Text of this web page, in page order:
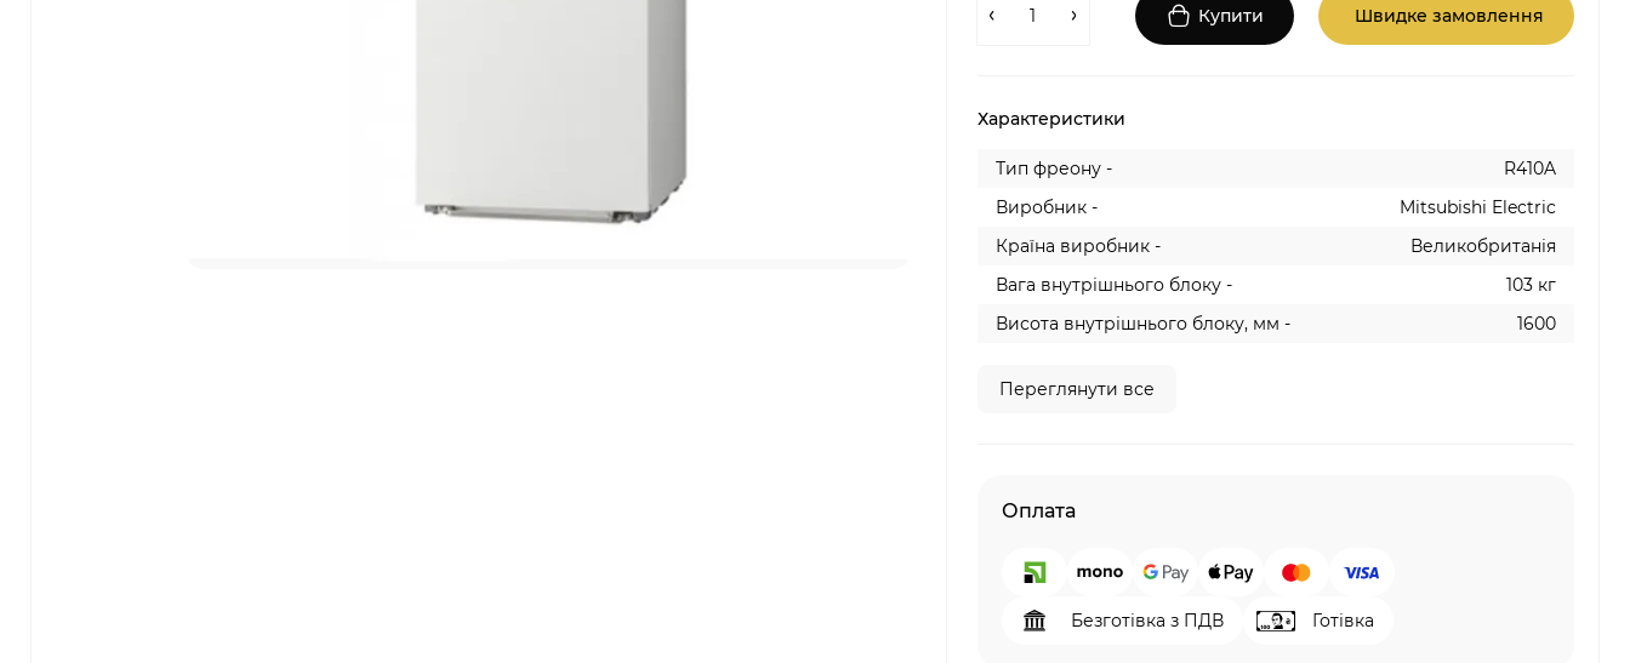
Купити Швидке замовлення
Характеристики
Тип фреону -
R410A
Виробник -
Mitsubishi Electric
Країна виробник -
Великобританія
Вага внутрішнього блоку -
103 кг
Висота внутрішнього блоку, мм -
1600
Переглянути все
Оплата
Безготівка з ПДВ Готівка